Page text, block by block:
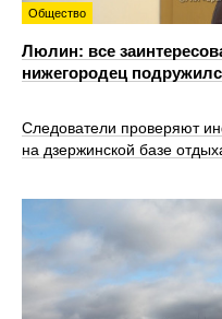
Общество
Люлин: все
нижегородец
Следователи проверяют
на дзержинской базе